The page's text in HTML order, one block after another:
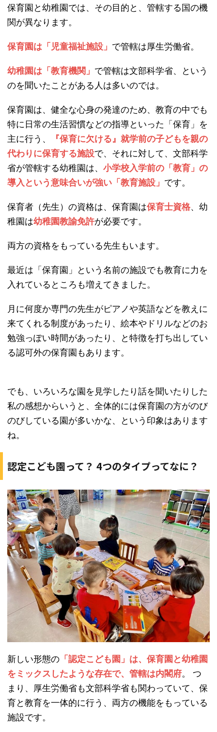
保育園と幼稚園では、その目的と、管轄する国の機
関が異なります。
保育園は「児童福祉施設」 で管轄は厚生労働省。
幼稚園は「教育機関」 で管轄は文部科学省、という
のを聞いたことがある人は多いのでは。
保育園は、健全な心身の発達のため、教育の中でも
特に日常の生活習慣などの指導といった「保育」を
主に行う、
『保育に欠ける』就学前の子どもを親の
代わりに保育する施設で、それに対して、文部科学
省が管轄する幼稚園は、 小学校入学前の「教育」の
導入という意味合いが強い「教育施設」 です。
保育者（先生）の資格は、保育園は保育士資格、幼
稚園は幼稚園教諭免許が必要です。
両方の資格をもっている先生もいます。
最近は「保育園」という名前の施設でも教育に力を
入れているところも増えてきました。
月に何度か専門の先生がピアノや英語などを教えに
来てくれる制度があったり、絵本やドリルなどのお
勉強っぽい時間があったり、と特徴を打ち出してい
る認可外の保育園もあります。
でも、いろいろな園を見学したり話を聞いたりした
私の感想からいうと、全体的には保育園の方がのび
のびしている園が多いかな、という印象はあります
ね。
認定こども園って？ 4つのタイプってなに？
新しい形態の 「認定こども園」は、保育園と幼稚園
をミックスしたような存在で、管轄は内閣府。 つ
まり、厚生労働省も文部科学省も関わっていて、保
育と教育を一体的に行う、両方の機能をもっている
施設です。